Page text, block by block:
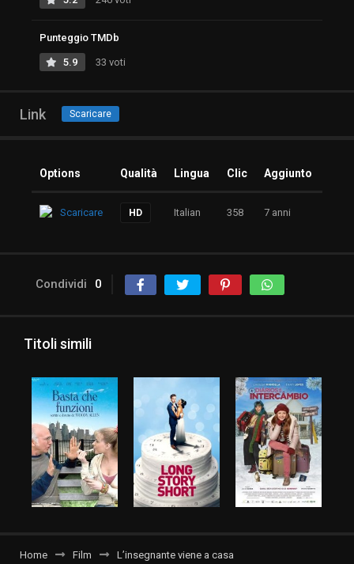
Punteggio TMDb
5.9 33 voti
Link Scaricare
Options Qualità Lingua Clic Aggiunto
Scaricare HD Italian 358 7 anni
Condividi 0
Titoli simili
Home Film L’insegnante viene a casa